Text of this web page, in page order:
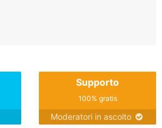
Supporto
100% gratis
Moderatori in ascolto